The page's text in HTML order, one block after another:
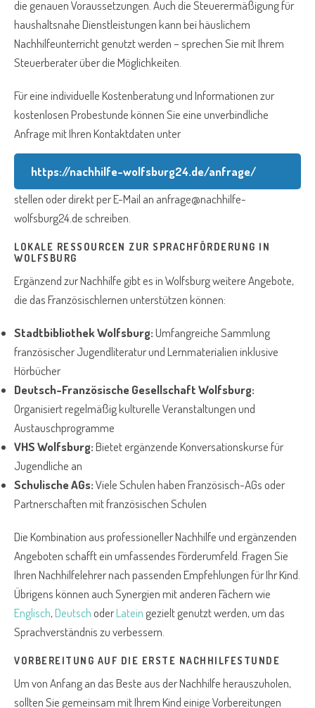
die genauen Voraussetzungen. Auch die Steuerermäßigung für
haushaltsnahe Dienstleistungen kann bei häuslichem
Nachhilfeunterricht genutzt werden – sprechen Sie mit Ihrem
Steuerberater über die Möglichkeiten.
Für eine individuelle Kostenberatung und Informationen zur
kostenlosen Probestunde können Sie eine unverbindliche
Anfrage mit Ihren Kontaktdaten unter
https://nachhilfe-wolfsburg24.de/anfrage/
stellen oder direkt per E-Mail an anfrage@nachhilfe-
wolfsburg24.deschreiben.
LOKALE RESSOURCEN ZUR SPRACHFÖRDERUNG IN
WOLFSBURG
Ergänzend zur Nachhilfe gibt es in Wolfsburg weitere Angebote,
die das Französischlernen unterstützen können:
Stadtbibliothek Wolfsburg:Umfangreiche Sammlung
französischer Jugendliteratur und Lernmaterialien inklusive
Hörbücher
Deutsch-Französische Gesellschaft Wolfsburg:
Organisiert regelmäßig kulturelle Veranstaltungen und
Austauschprogramme
VHS Wolfsburg:Bietet ergänzende Konversationskurse für
Jugendliche an
Schulische AGs:Viele Schulen haben Französisch-AGs oder
Partnerschaften mit französischen Schulen
Die Kombination aus professioneller Nachhilfe und ergänzenden
Angeboten schafft ein umfassendes Förderumfeld. Fragen Sie
Ihren Nachhilfelehrer nach passenden Empfehlungen für Ihr Kind.
Übrigens können auch Synergien mit anderen Fächern wie
Englisch,DeutschoderLatein gezielt genutzt werden, um das
Sprachverständnis zu verbessern.
VORBEREITUNG AUF DIE ERSTE NACHHILFESTUNDE
Um von Anfang an das Beste aus der Nachhilfe herauszuholen,
sollten Sie gemeinsam mit Ihrem Kind einige Vorbereitungen